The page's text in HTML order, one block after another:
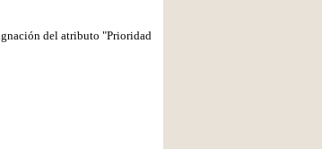
del atributo "Prioridad